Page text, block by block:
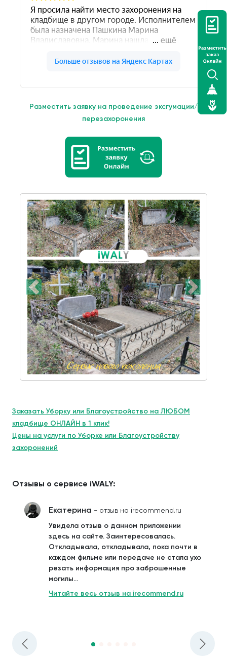
Разместить заявку на проведение эксгумации/
перезахоронения
Заказать Уборку или Благоустройство на ЛЮБОМ
кладбище ОНЛАЙН в 1 клик!
Цены на услуги по Уборке или Благоустройству
захоронений
Отзывы о сервисе iWALY:
Екатерина - отзыв на irecommend.ru
Увидела отзыв о данном приложении
здесь на сайте. Заинтересовалась.
Откладывала, откладывала, пока почти в
каждом фильме или передаче не стала ухо
резать информация про заброшенные
могилы...
Читайте весь отзыв на irecommend.ru